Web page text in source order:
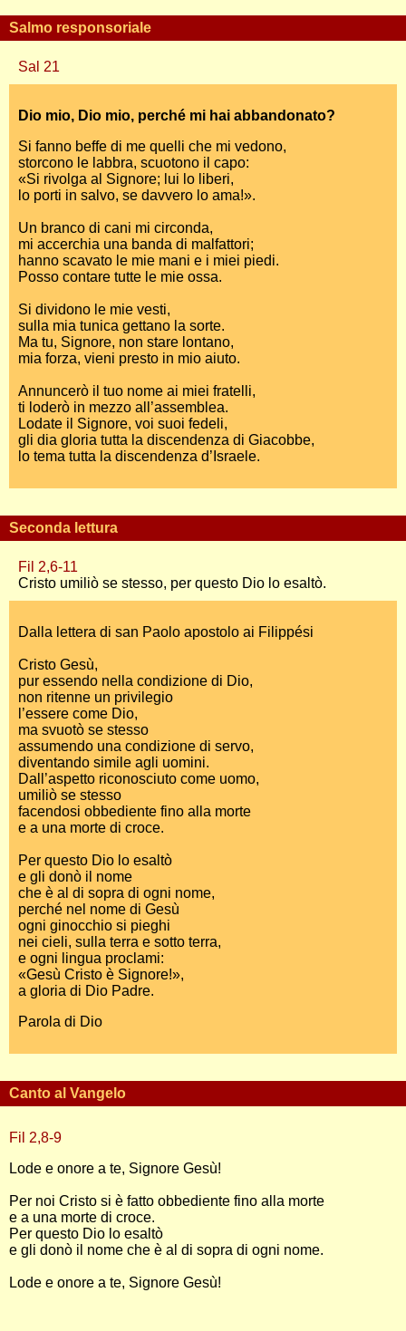
Salmo responsoriale
Sal 21
Dio mio, Dio mio, perché mi hai abbandonato?
Si fanno beffe di me quelli che mi vedono,
storcono le labbra, scuotono il capo:
«Si rivolga al Signore; lui lo liberi,
lo porti in salvo, se davvero lo ama!».
Un branco di cani mi circonda,
mi accerchia una banda di malfattori;
hanno scavato le mie mani e i miei piedi.
Posso contare tutte le mie ossa.
Si dividono le mie vesti,
sulla mia tunica gettano la sorte.
Ma tu, Signore, non stare lontano,
mia forza, vieni presto in mio aiuto.
Annuncerò il tuo nome ai miei fratelli,
ti loderò in mezzo all’assemblea.
Lodate il Signore, voi suoi fedeli,
gli dia gloria tutta la discendenza di Giacobbe,
lo tema tutta la discendenza d’Israele.
Seconda lettura
Fil 2,6-11
Cristo umiliò se stesso, per questo Dio lo esaltò.
Dalla lettera di san Paolo apostolo ai Filippési
Cristo Gesù,
pur essendo nella condizione di Dio,
non ritenne un privilegio
l’essere come Dio,
ma svuotò se stesso
assumendo una condizione di servo,
diventando simile agli uomini.
Dall’aspetto riconosciuto come uomo,
umiliò se stesso
facendosi obbediente fino alla morte
e a una morte di croce.
Per questo Dio lo esaltò
e gli donò il nome
che è al di sopra di ogni nome,
perché nel nome di Gesù
ogni ginocchio si pieghi
nei cieli, sulla terra e sotto terra,
e ogni lingua proclami:
«Gesù Cristo è Signore!»,
a gloria di Dio Padre.
Parola di Dio
Canto al Vangelo
Fil 2,8-9
Lode e onore a te, Signore Gesù!
Per noi Cristo si è fatto obbediente fino alla morte
e a una morte di croce.
Per questo Dio lo esaltò
e gli donò il nome che è al di sopra di ogni nome.
Lode e onore a te, Signore Gesù!